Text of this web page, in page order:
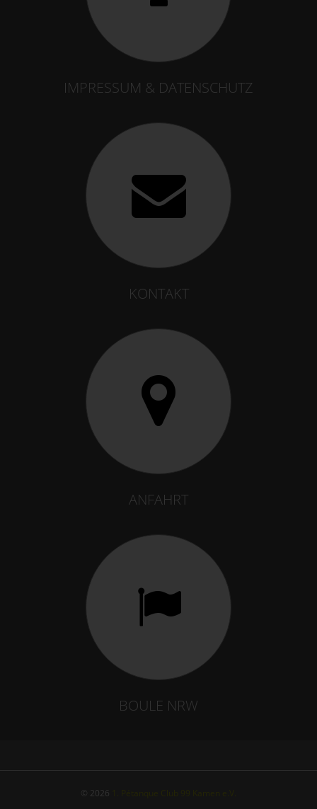
IMPRESSUM & DATENSCHUTZ
KONTAKT
ANFAHRT
BOULE NRW
© 2026